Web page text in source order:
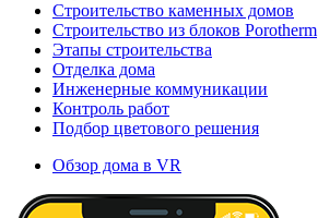
Строительство каменных домов
Строительство из блоков Porotherm
Этапы строительства
Отделка дома
Инженерные коммуникации
Контроль работ
Подбор цветового решения
Обзор дома в VR